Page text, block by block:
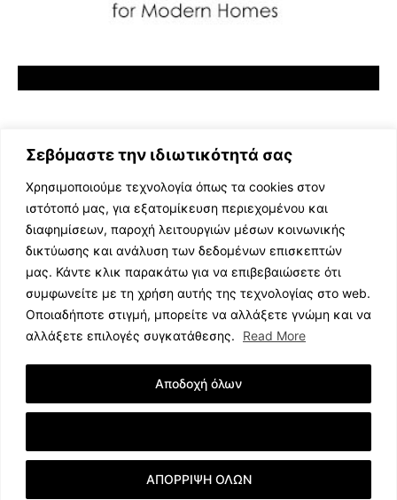
Σεβόμαστε την ιδιωτικότητά σας
Χρησιμοποιούμε τεχνολογία όπως τα cookies στον
ιστότοπό μας, για εξατομίκευση περιεχομένου και
διαφημίσεων, παροχή λειτουργιών μέσων κοινωνικής
δικτύωσης και ανάλυση των δεδομένων επισκεπτών
μας. Κάντε κλικ παρακάτω για να επιβεβαιώσετε ότι
συμφωνείτε με τη χρήση αυτής της τεχνολογίας στο web.
Οποιαδήποτε στιγμή, μπορείτε να αλλάξετε γνώμη και να
αλλάξετε επιλογές συγκατάθεσης.
Read More
ΑΠΟΡΡΙΨΗ ΟΛΩΝ
Αποδοχή όλων
ΕΛΛΗΝΙΚΗ ΜΟΥΣΙΚΗ
TV SHOWS
EVENTS
ΘΕΑΤΡΟ
ΔΙΑΓΩΝΙΣΜΟΙ
STOA CULTURA
ΣΥΝΕΝΤΕΥΞΕΙΣ
© 2023 music.net.cy, All Rights Reserved